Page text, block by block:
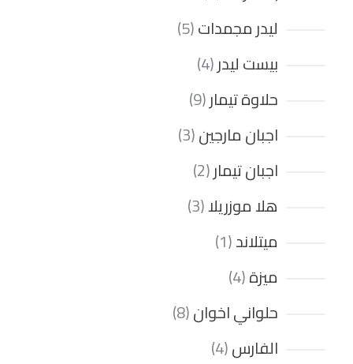
ليدر مجمدات 5
بيست ليدر 4
حلاوة تيمار 9
اجبان مارجين 3
اجبان تيمار 2
هلا موزريلا 3
ميتلاند 1
ميزة 4
حلواني اخوان 8
الفارس 4